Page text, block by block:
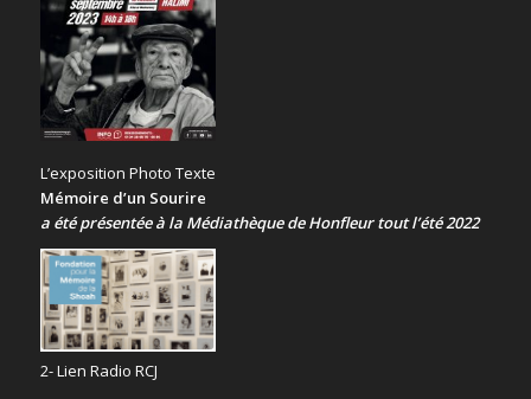
L’exposition Photo Texte
Mémoire d’un Sourire
a été présentéeà la Médiathèque de Honfleur tout l’été 2022
2- Lien Radio RCJ